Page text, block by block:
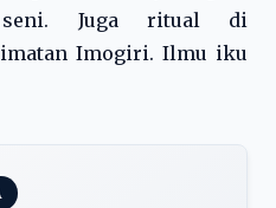
seni. Juga ritual di
Imogiri. Ilmu iku